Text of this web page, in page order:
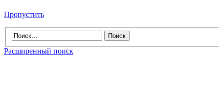
Пропустить
Расширенный поиск